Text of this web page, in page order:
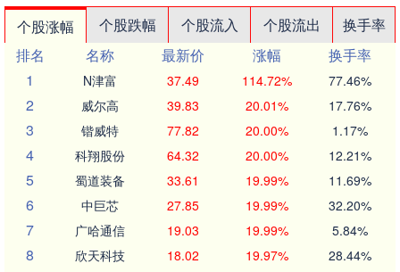
个股涨幅 个股跌幅 个股流入 个股流出
换手率
排名
名称 最新价 涨幅
换手率
1
N津富 37.49 114.72% 77.46%
2 威尔高 39.83 20.01% 17.76%
3 锴威特 77.82 20.00% 1.17%
4 科翔股份 64.32 20.00% 12.21%
5 蜀道装备 33.61 19.99% 11.69%
6 中巨芯 27.85 19.99% 32.20%
7 广哈通信 19.03 19.99% 5.84%
8 欣天科技 18.02 19.97% 28.44%